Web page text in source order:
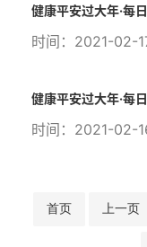
时间：2021-02-
时间：2021-02-
首页 上一页